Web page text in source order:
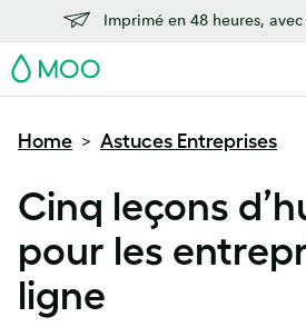
Imprimé en 48 heures,
MOO
Home > Astuces Entreprises
Cinq leçons
pour les
ligne